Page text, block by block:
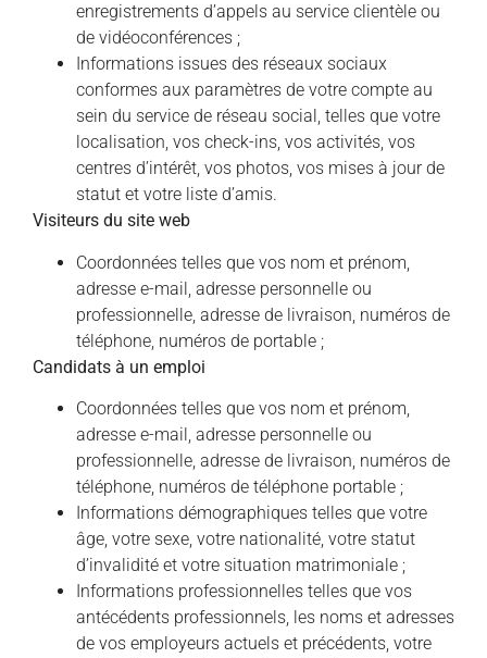
enregistrements d’appels au service clientèle ou
de vidéoconférences ;
Informations issues des réseaux sociaux
conformes aux paramètres de votre compte au
sein du service de réseau social, telles que votre
localisation, vos check-ins, vos activités, vos
centres d’intérêt, vos photos, vos mises à jour de
statut et votre liste d’amis.
Visiteurs du site web
Coordonnées telles que vos nom et prénom,
adresse e-mail, adresse personnelle ou
professionnelle, adresse de livraison, numéros de
téléphone, numéros de portable ;
Candidats à un emploi
Coordonnées telles que vos nom et prénom,
adresse e-mail, adresse personnelle ou
professionnelle, adresse de livraison, numéros de
téléphone, numéros de téléphone portable ;
Informations démographiques telles que votre
âge, votre sexe, votre nationalité, votre statut
d’invalidité et votre situation matrimoniale ;
Informations professionnelles telles que vos
antécédents professionnels, les noms et adresses
de vos employeurs actuels et précédents, votre